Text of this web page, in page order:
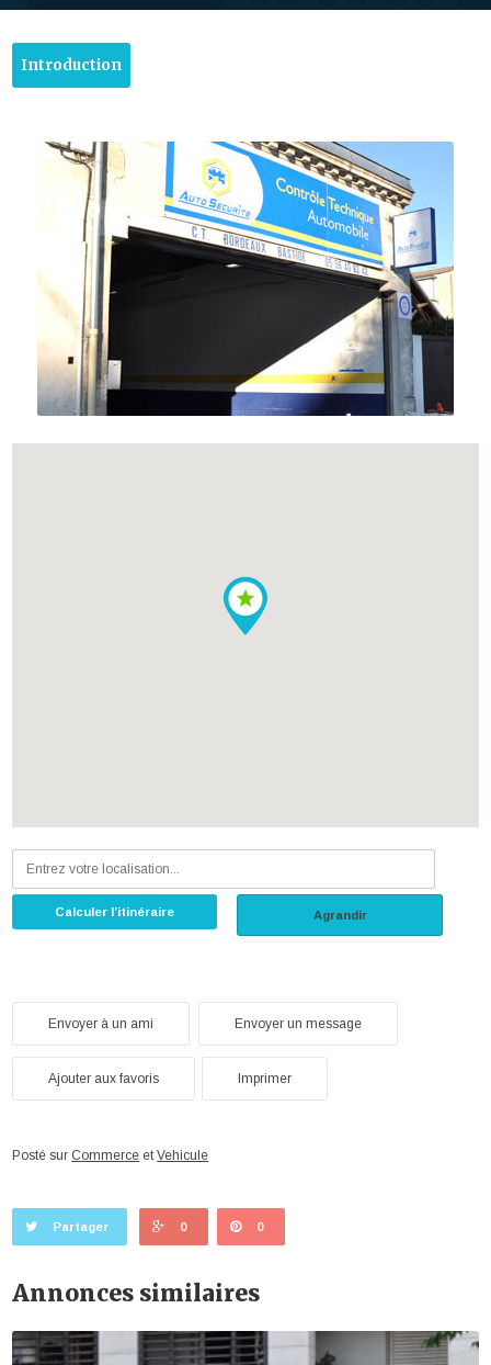
Introduction
Calculer l’itinéraire Agrandir
Envoyer à un ami Envoyer un message
Ajouter aux favoris Imprimer
Posté sur Commerce etVehicule
Partager 0 0
Annonces similaires